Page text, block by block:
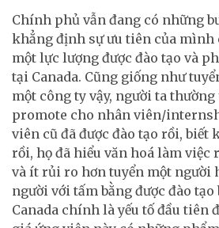
Chính phủ vẫn đang có những
khẳng định sự ưu tiên của mình
một lực lượng được đào tạo và
tại Canada. Cũng giống như
một công ty vậy, người ta
promote cho nhân viên/
viên cũ đã được đào tạo rồi, biết
rồi, họ đã hiểu văn hoá làm việc
và ít rủi ro hơn tuyển một người
người với tấm bằng được đào
Canada chính là yếu tố đầu tiên